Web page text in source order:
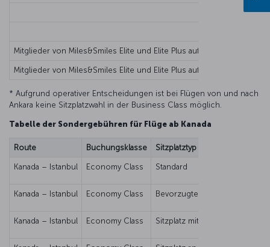
Mitglieder von Miles&Smiles Elite und Elite Plus auf innertürkischen
Mitglieder von Miles&Smiles Elite und Elite Plus auf innertürkischen
* Aufgrund operativer Entscheidungen ist bei Flügen von und nach
Ankara keine Sitzplatzwahl in der Business Class möglich.
Tabelle der Sondergebühren für Flüge ab Kanada
Route Buchungsklasse Sitzplatztyp
Kanada – Istanbul Economy Class Standard
Kanada – Istanbul Economy Class Bevorzugte Sitzplätze
Kanada – Istanbul Economy Class Sitzplatz mit extra Beinfreiheit